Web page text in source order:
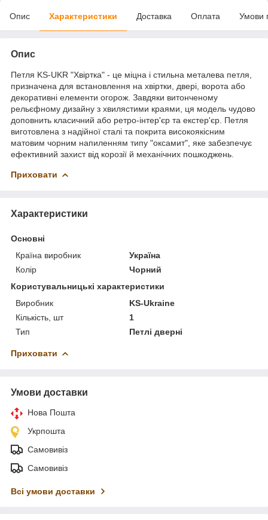
Опис Характеристики Доставка Оплата Умови
Опис
Петля KS-UKR "Хвіртка" - це міцна і стильна металева петля,
призначена для встановлення на хвіртки, двері, ворота або
декоративні елементи огорож. Завдяки витонченому
рельєфному дизайну з хвилястими краями, ця модель чудово
доповнить класичний або ретро-інтер'єр та екстер'єр. Петля
виготовлена з надійної сталі та покрита високоякісним
матовим чорним напиленням типу "оксамит", яке забезпечує
ефективний захист від корозії й механічних пошкоджень.
Приховати
Характеристики
Основні
Країна виробник
Україна
Колір
Чорний
Користувальницькі характеристики
Виробник
KS-Ukraine
Кількість, шт
1
Тип
Петлі дверні
Приховати
Умови доставки
Нова Пошта
Укрпошта
Самовивіз
Самовивіз
Всі умови доставки